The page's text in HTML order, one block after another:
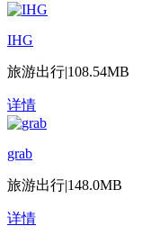
IHG
旅游出行|108.54MB
详情
grab
旅游出行|148.0MB
详情